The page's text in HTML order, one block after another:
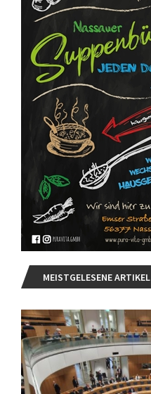
MEISTGELESENE ARTIKEL